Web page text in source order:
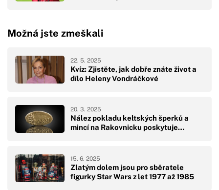
Možná jste zmeškali
Kvíz: Zjistěte, jak dobře znáte život a
dílo Heleny Vondráčkové
22. 5. 2025
Nález pokladu keltských šperků a
mincí na Rakovnicku poskytuje…
20. 3. 2025
Zlatým dolem jsou pro sběratele
figurky Star Wars z let 1977 až 1985
15. 6. 2025